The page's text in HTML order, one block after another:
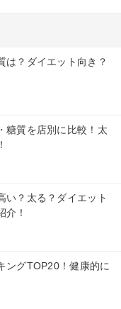
は？ダイエット向き？
糖質を店別に比較！太
い？太る？ダイエット
介！
ングTOP20！健康的に